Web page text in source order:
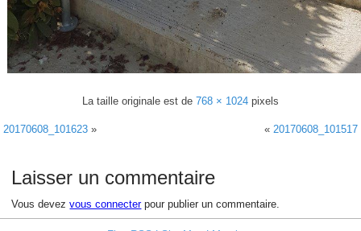
La taille originale est de 768 × 1024 pixels
20170608_101623 » « 20170608_101517
Laisser un commentaire
Vous devezvous connecterpour publier un commentaire.